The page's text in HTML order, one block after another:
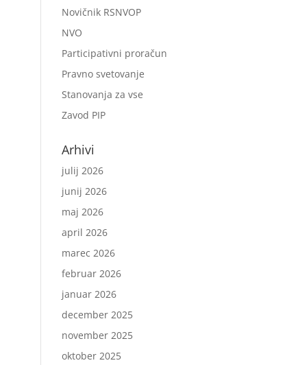
Novičnik RSNVOP
NVO
Participativni proračun
Pravno svetovanje
Stanovanja za vse
Zavod PIP
Arhivi
julij 2026
junij 2026
maj 2026
april 2026
marec 2026
februar 2026
januar 2026
december 2025
november 2025
oktober 2025